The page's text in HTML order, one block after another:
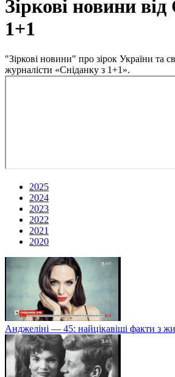
Зіркові новини
1+1
"Зіркові новини" про зірок України та
журналісти «Сніданку з 1+1».
2025
2024
2023
2022
2021
2020
Анджеліні — 45: найцікавіші факти з